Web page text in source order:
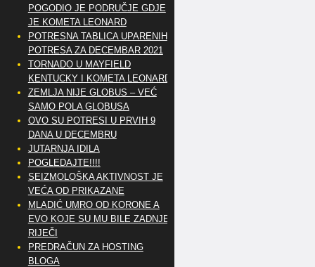
POGODIO JE PODRUČJE GDJE
JE KOMETA LEONARD
POTRESNA TABLICA UPARENIH
POTRESA ZA DECEMBAR 2021
TORNADO U MAYFIELD
KENTUCKY I KOMETA LEONARD
ZEMLJA NIJE GLOBUS – VEĆ
SAMO POLA GLOBUSA
OVO SU POTRESI U PRVIH 9
DANA U DECEMBRU
JUTARNJA IDILA
POGLEDAJTE!!!!
SEIZMOLOŠKA AKTIVNOST JE
VEĆA OD PRIKAZANE
MLADIĆ UMRO OD KORONE A
EVO KOJE SU MU BILE ZADNJE
RIJEČI
PREDRAČUN ZA HOSTING
BLOGA